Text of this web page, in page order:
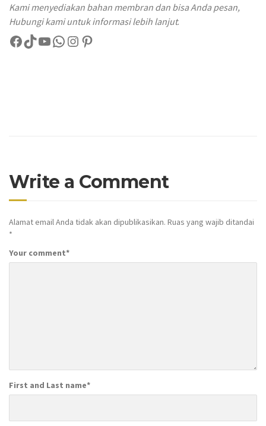
Kami menyediakan bahan membran dan bisa Anda pesan,
Hubungi kami untuk informasi lebih lanjut.
Facebook
TikTok
YouTube
WhatsApp
Instagram
Pinterest
Write a Comment
Alamat email Anda tidak akan dipublikasikan. Ruas yang wajib ditandai
*
Your comment*
First and Last name*